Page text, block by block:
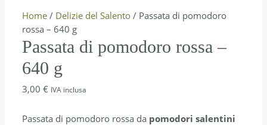
Home / Delizie del Salento / Passata di pomodoro
rossa – 640 g
Passata di pomodoro rossa –
640 g
3,00€ IVA inclusa
Passata di pomodoro rossa da pomodori salentini
rossa
g
quantità